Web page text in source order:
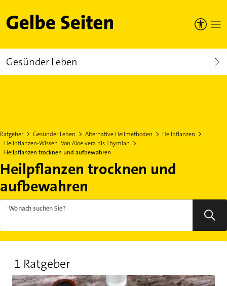
Gelbe Seiten
Gesünder Leben
Ratgeber Gesünder Leben Alternative Heilmethoden
Heilpflanzen
Heilpflanzen-Wissen: Von Aloe vera bis Thymian
Heilpflanzen trocknen und aufbewahren
Heilpflanzen trocknen und
aufbewahren
Wonach suchen Sie?
1 Ratgeber
Heilpflanzen-Wissen: Von Aloe vera bis Thymian